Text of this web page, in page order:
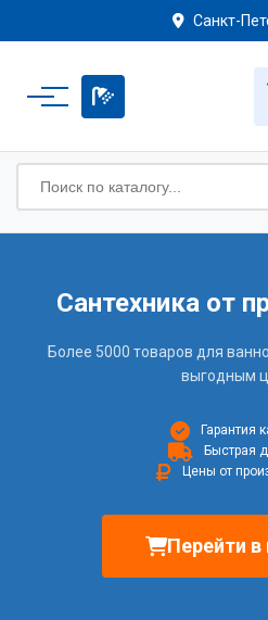
Санкт-
Сантехника от
Более 5000 товаров для
выгодным
Гарантия
Быстрая
Цены от
Перейти в